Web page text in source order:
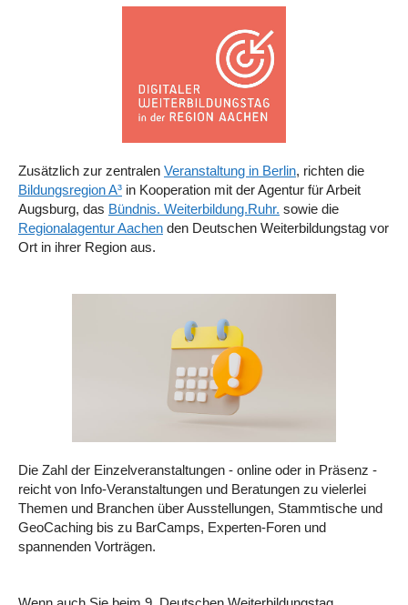
Zusätzlich zur zentralen Veranstaltung in Berlin, richten die
Bildungsregion A³ in Kooperation mit der Agentur für Arbeit
Augsburg, das Bündnis. Weiterbildung.Ruhr. sowie die
Regionalagentur Aachen den Deutschen Weiterbildungstag vor
Ort in ihrer Region aus.
Die Zahl der Einzelveranstaltungen - online oder in Präsenz -
reicht von Info-Veranstaltungen und Beratungen zu vielerlei
Themen und Branchen über Ausstellungen, Stammtische und
GeoCaching bis zu BarCamps, Experten-Foren und
spannenden Vorträgen.